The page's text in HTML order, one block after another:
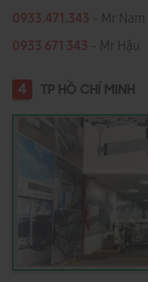
0933.471.343 - Mr Nam
0933 671 343 - Mr Hậu
4 TP HỒ CHÍ MINH